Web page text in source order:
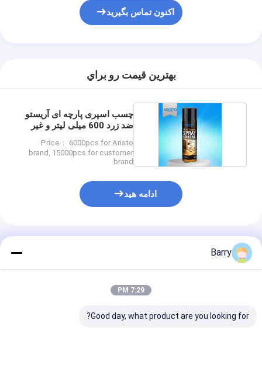
اکنون تماس بگیرید
بهترين قيمت رو براي
چسب اسپری پارچه ای آریستو
ضد زرد 600 میلی لیتر و غیر
Price： 6000pcs for Aristo
brand, 15000pcs for customer
brand
ادامه هید
محصولات توصیه شده
Barry
7:29 PM
Good day, what product are you looking for?